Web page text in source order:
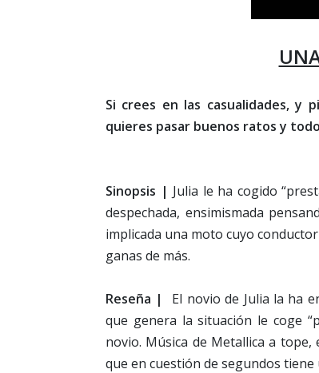
Si crees en las casualidades, y
quieres pasar buenos ratos y
Sinopsis | Julia le ha cogido
despechada, ensimismada
implicada una moto cuyo
ganas de más.
Reseña |
El novio de Julia la ha
que genera la situación le coge
novio. Música de Metallica a
que en cuestión de segundos